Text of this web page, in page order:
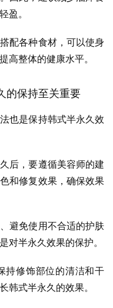
盈。
配各种食材，可以使身
高整体的健康水平。
的保持至关重要
也是保持韩式半永久效
后，要遵循美容师的建
和修复效果，确保效果
避免使用不合适的护肤
对半永久效果的保护。
持修饰部位的清洁和干
韩式半永久的效果。